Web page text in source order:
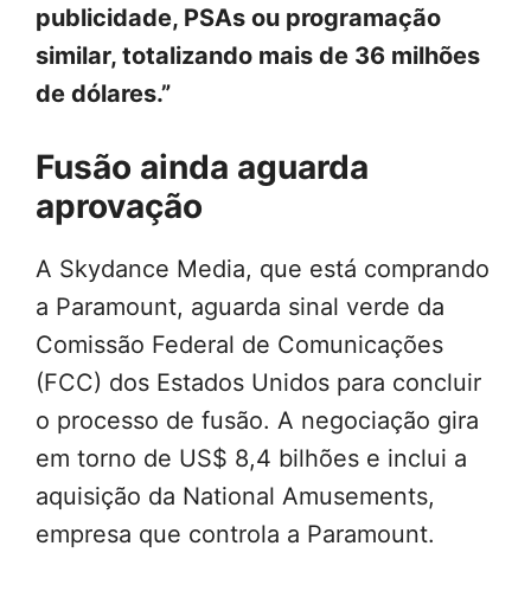
publicidade, PSAs ou programação
similar, totalizando mais de 36 milhões
de dólares.”
Fusão ainda aguarda
aprovação
A Skydance Media, que está comprando
a Paramount, aguarda sinal verde da
Comissão Federal de Comunicações
(FCC) dos Estados Unidos para concluir
o processo de fusão. A negociação gira
em torno de US$ 8,4 bilhões e inclui a
aquisição da National Amusements,
empresa que controla a Paramount.